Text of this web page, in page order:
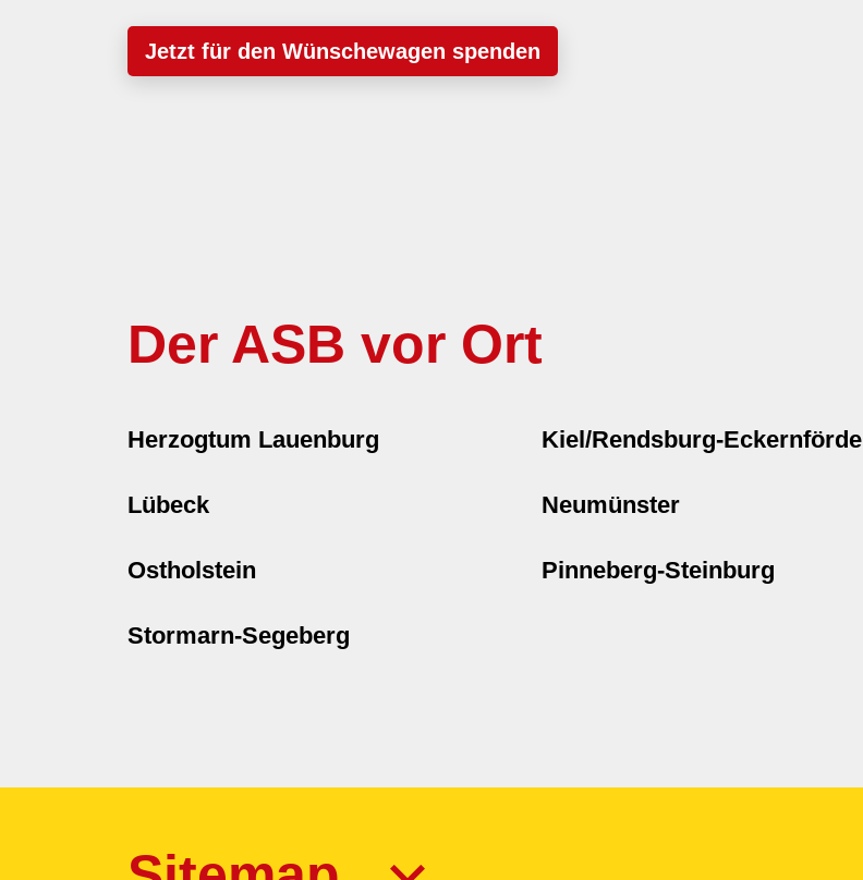
Jetzt für den Wünschewagen spenden
Der ASB vor Ort
Herzogtum Lauenburg Kiel/Rendsburg-Eckernförde
Lübeck Neumünster
Ostholstein Pinneberg-Steinburg
Stormarn-Segeberg